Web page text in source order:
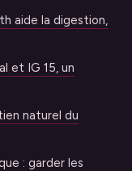
aide la digestion,
et IG 15, un
naturel du
: garder les